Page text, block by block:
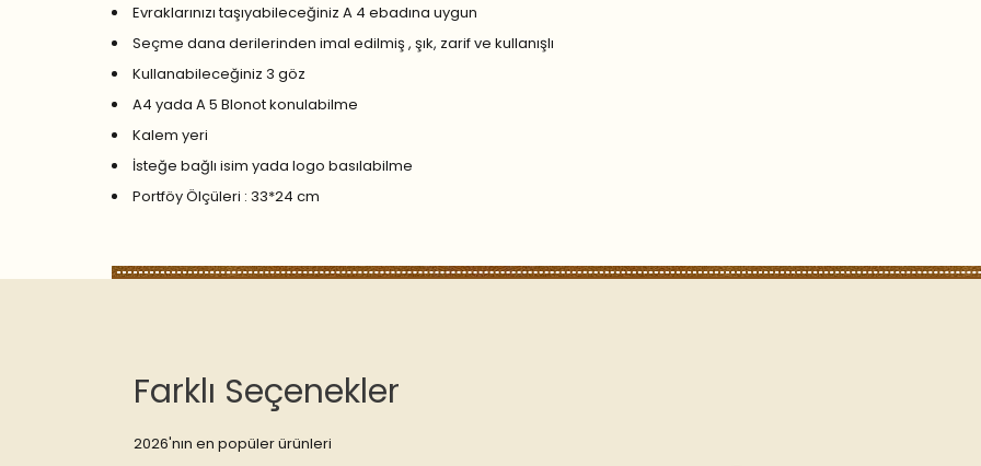
Evraklarınızı taşıyabileceğiniz A 4 ebadına uygun
Seçme dana derilerinden imal edilmiş , şık, zarif ve kullanışlı
Kullanabileceğiniz 3 göz
A4 yada A 5 Blonot konulabilme
Kalem yeri
İsteğe bağlı isim yada logo basılabilme
Portföy Ölçüleri : 33*24 cm
Farklı Seçenekler
2026'nın en popüler ürünleri